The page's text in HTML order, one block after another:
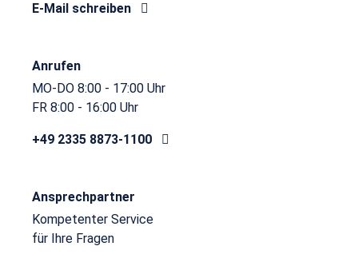
E-Mail schreiben
Anrufen
MO-DO 8:00 - 17:00 Uhr
FR 8:00 - 16:00 Uhr
+49 2335 8873-1100
Ansprechpartner
Kompetenter Service
für Ihre Fragen